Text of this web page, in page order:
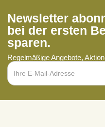
Newsletter
bei der ersten
sparen.
Regelmäßige Angebote,